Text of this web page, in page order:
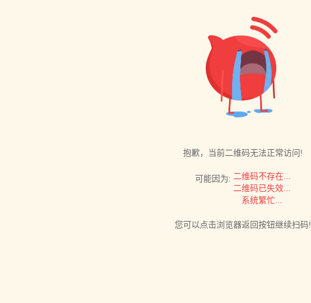
抱歉，当前二维码无法正常访问!
可能因为: 二维码不存在...
二维码已失效...
系统繁忙...
您可以点击浏览器返回按钮继续扫码!